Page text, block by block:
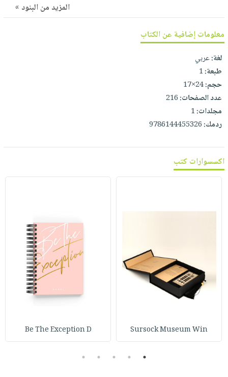
وفرات
انشر
كتابك
تواصل
معنا
المزيد من البنود »
معلومات إضافية عن الكتاب
لغة:عربي
طبعة:1
حجم:24×17
عدد الصفحات:216
مجلدات:1
ردمك:9786144455326
اكسسوارات كتب
Sursock Museum Win
Be The Exception D
1
2
3
4
5